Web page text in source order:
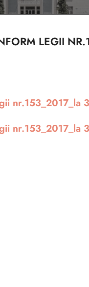
LEGII
nr.153_2017_la
nr.153_2017_la